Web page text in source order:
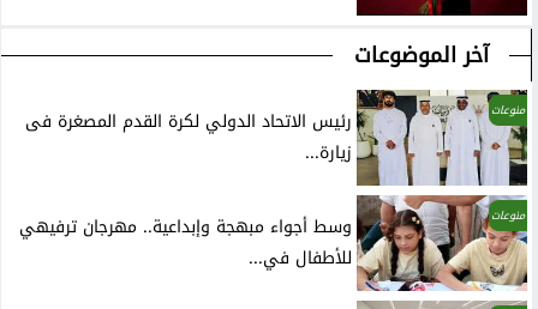
آخر الموضوعات
منوعات
رئيس الاتحاد الدولي لكرة القدم المصغرة فى
زيارة...
منوعات
وسط أجواء مبهجة وإبداعية.. مهرجان ترفيهي
للأطفال في...